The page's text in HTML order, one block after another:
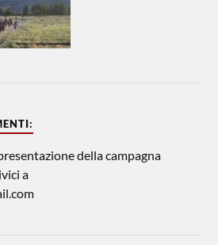
della campagna
a